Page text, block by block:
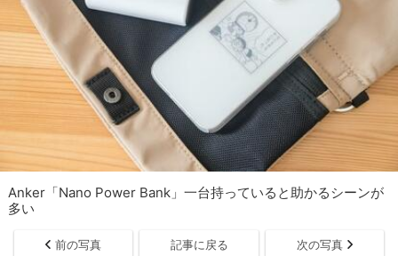
Anker「Nano Power Bank」一台持っていると助かるシーンが
多い
前の写真 記事に戻る 次の写真